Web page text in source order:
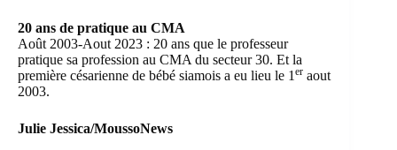
20 ans de pratique au CMA
Août 2003-Aout 2023 : 20 ans que le professeur
pratique sa profession au CMA du secteur 30. Et la
première césarienne de bébé siamois a eu lieu le 1 er aout
2003.
Julie Jessica/MoussoNews